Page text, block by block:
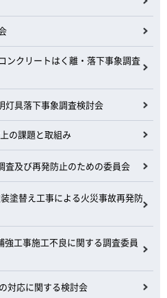
ンクリートはく離・落下事象調査
灯具落下事象調査検討会
の課題と取組み
査及び再発防止のための委員会
塗替え工事による火災事故再発防
強工事施工不良に関する調査委員
対応に関する検討会